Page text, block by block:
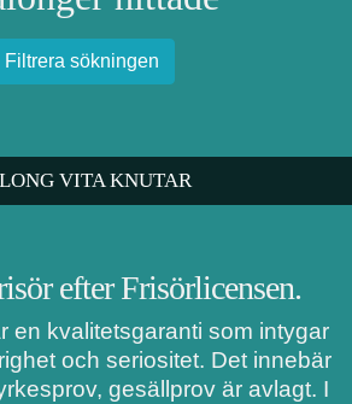
Filtrera sökningen
VITA KNUTAR
efter Frisörlicensen.
en kvalitetsgaranti som intygar
och seriositet. Det innebär
gesällprov är avlagt. I